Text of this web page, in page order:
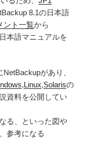
8.1の日本語
ント一覧から
本語マニュアルを
があり、
,Linux,Solarisの
資料を公開してい
る、といった図や
参考になる